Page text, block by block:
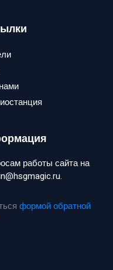
работы сайта на
формой обратной